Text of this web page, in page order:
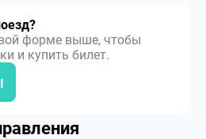
форме выше, чтобы
и купить билет.